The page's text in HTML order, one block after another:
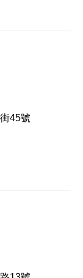
45號